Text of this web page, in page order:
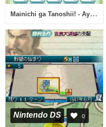
Mainichi ga Tanoshii! - Ayanokouji Kimimaro no Happy Techou (Japan)
Nintendo DS 0